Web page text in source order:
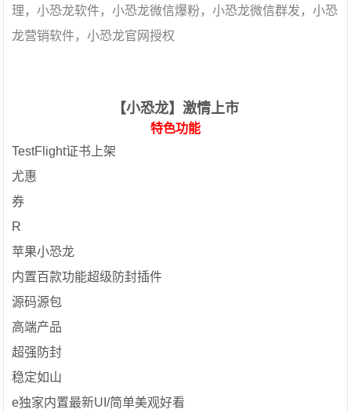
理，小恐龙软件，小恐龙微信爆粉，小恐龙微信群发，小恐
龙营销软件，小恐龙官网授权
【小恐龙】激情上市
特色功能
TestFlight证书上架
尤惠
券
R
苹果小恐龙
内置百款功能超级防封插件
源码源包
高端产品
超强防封
稳定如山
e独家内置最新UI/简单美观好看